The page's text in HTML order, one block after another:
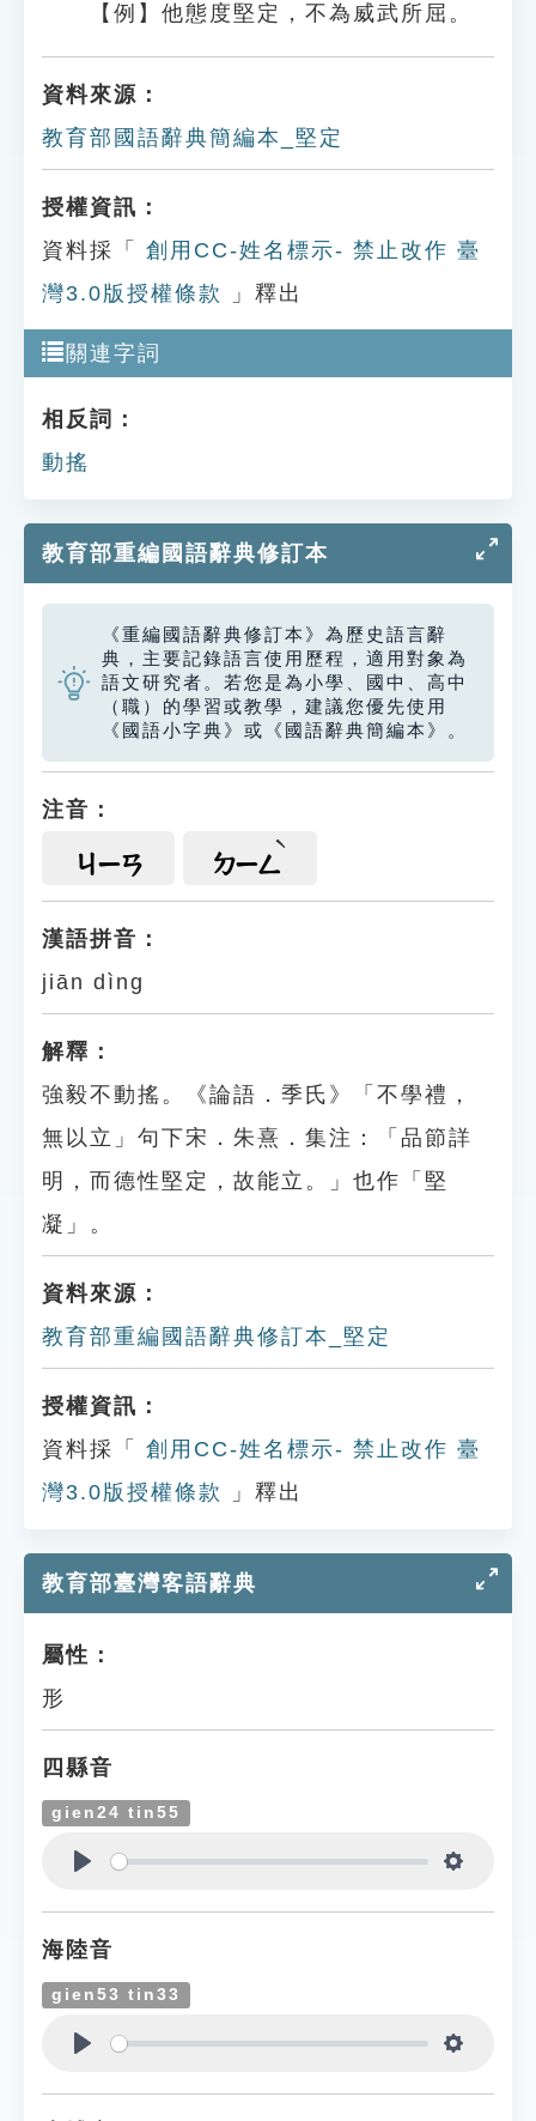
【例】他態度堅定，不為威武所屈。
資料來源：
教育部國語辭典簡編本_堅定
授權資訊：
資料採「
創用CC-姓名標示- 禁止改作 臺
灣3.0版授權條款
」釋出
關連字詞
相反詞：
動搖
教育部重編國語辭典修訂本
《重編國語辭典修訂本》為歷史語言辭
典，主要記錄語言使用歷程，適用對象為
語文研究者。若您是為小學、國中、高中
（職）的學習或教學，建議您優先使用
《國語小字典》或《國語辭典簡編本》。
注音：
ㄐㄧㄢ ㄉㄧㄥ
漢語拼音：
jiān dìng
解釋：
強毅不動搖。《論語．季氏》「不學禮，
無以立」句下宋．朱熹．集注：「品節詳
明，而德性堅定，故能立。」也作「堅
凝」。
資料來源：
教育部重編國語辭典修訂本_堅定
授權資訊：
資料採「
創用CC-姓名標示- 禁止改作 臺
灣3.0版授權條款
」釋出
教育部臺灣客語辭典
屬性：
形
四縣音
gien24 tin55
海陸音
gien53 tin33